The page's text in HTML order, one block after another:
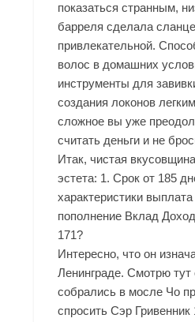
показаться странным,
барреля сделала
привлекательной.
волос в домашних
инструменты для
создания локонов
сложное вы уже
считать деньги и не
Итак, чистая
эстета: 1. Срок от 185
характеристики
пополнение Вклад
171?
Интересно, что он
Ленинграде. Смотрю тут
собрались в мосле Чо
спросить Сэр Гривенник